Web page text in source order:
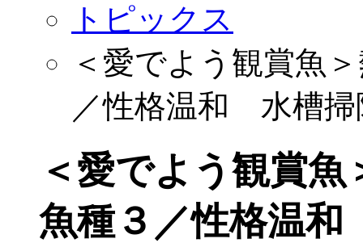
トピックス
＜愛でよう観賞魚
／性格温和 水槽掃
＜愛でよう観賞
魚種３／性格温